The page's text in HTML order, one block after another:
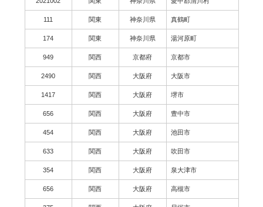
111 関東 神奈川県 真鶴町
174 関東 神奈川県 湯河原町
949 関西 京都府 京都市
2490 関西 大阪府 大阪市
1417 関西 大阪府 堺市
656 関西 大阪府 豊中市
454 関西 大阪府 池田市
633 関西 大阪府 吹田市
354 関西 大阪府 泉大津市
656 関西 大阪府 高槻市